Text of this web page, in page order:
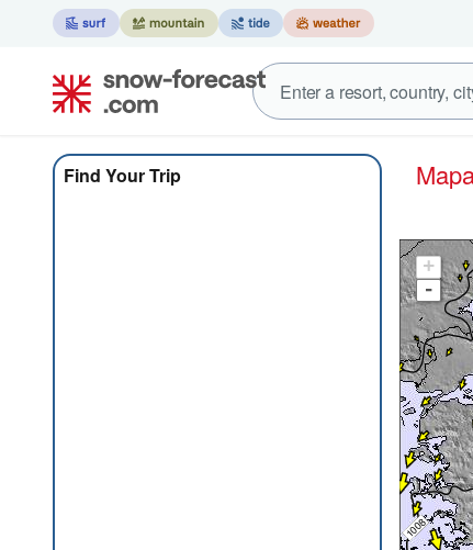
Find Your Trip
+
-